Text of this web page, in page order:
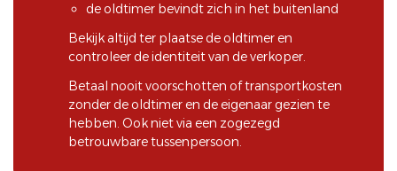
de oldtimer bevindt zich in het buitenland
Bekijk altijd ter plaatse de oldtimer en
controleer de identiteit van de verkoper.
Betaal nooit voorschotten of transportkosten
zonder de oldtimer en de eigenaar gezien te
hebben. Ook niet via een zogezegd
betrouwbare tussenpersoon.